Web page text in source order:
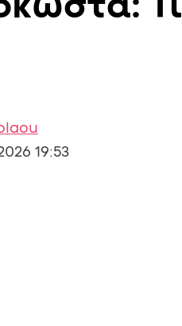
Τι
19:53